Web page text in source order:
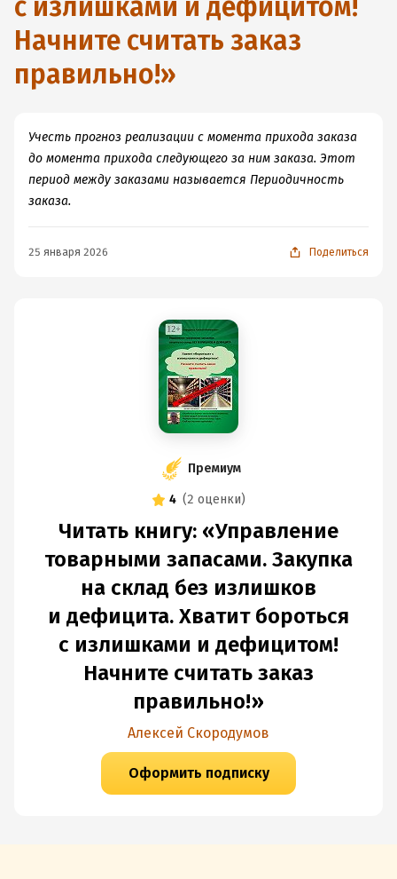
с излишками и дефицитом!
Начните считать заказ
правильно!»
Учесть прогноз реализации с момента прихода заказа
до момента прихода следующего за ним заказа. Этот
период между заказами называется Периодичность
заказа.
25 января 2026 Поделиться
Премиум
4 (2 оценки)
Читать книгу: «Управление
товарными запасами. Закупка
на склад без излишков
и дефицита. Хватит бороться
с излишками и дефицитом!
Начните считать заказ
правильно!»
Алексей Скородумов
Оформить подписку